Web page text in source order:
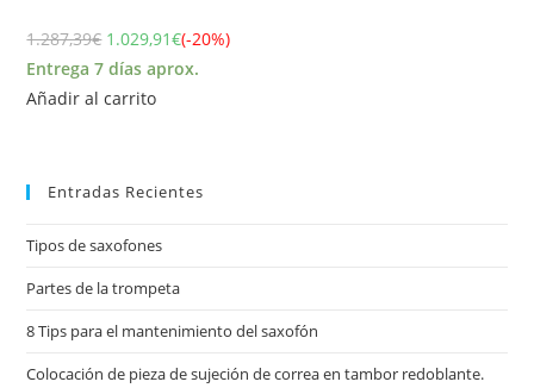
1.287,39€ 1.029,91€(-20%)
Entrega 7 días aprox.
Añadir al carrito
Entradas Recientes
Tipos de saxofones
Partes de la trompeta
8 Tips para el mantenimiento del saxofón
Colocación de pieza de sujeción de correa en tambor redoblante.